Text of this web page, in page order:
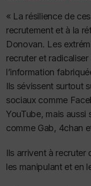
« La résilience de
recrutement et à la
Donovan. Les
recruter et
l’information
Ils sévissent surtout
sociaux comme
YouTube, mais aussi
comme Gab, 4chan
Ils arrivent à recruter
les manipulant et en